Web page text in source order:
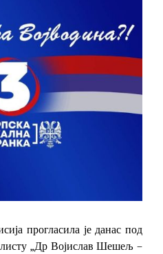
прогласила је данас под
„Др Војислав Шешељ –